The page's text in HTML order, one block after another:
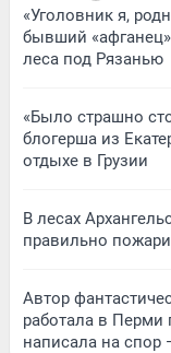
«Уголовник я,
бывший
леса под Рязанью
«Было страшно
блогерша из
отдыхе в Грузии
В лесах
правильно
Автор
работала в Перми
написала на спор